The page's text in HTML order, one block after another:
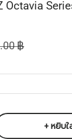
Octavia
กติ ฿
+ หยิบใ